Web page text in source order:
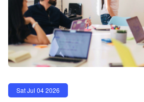
Sat Jul 04 2026